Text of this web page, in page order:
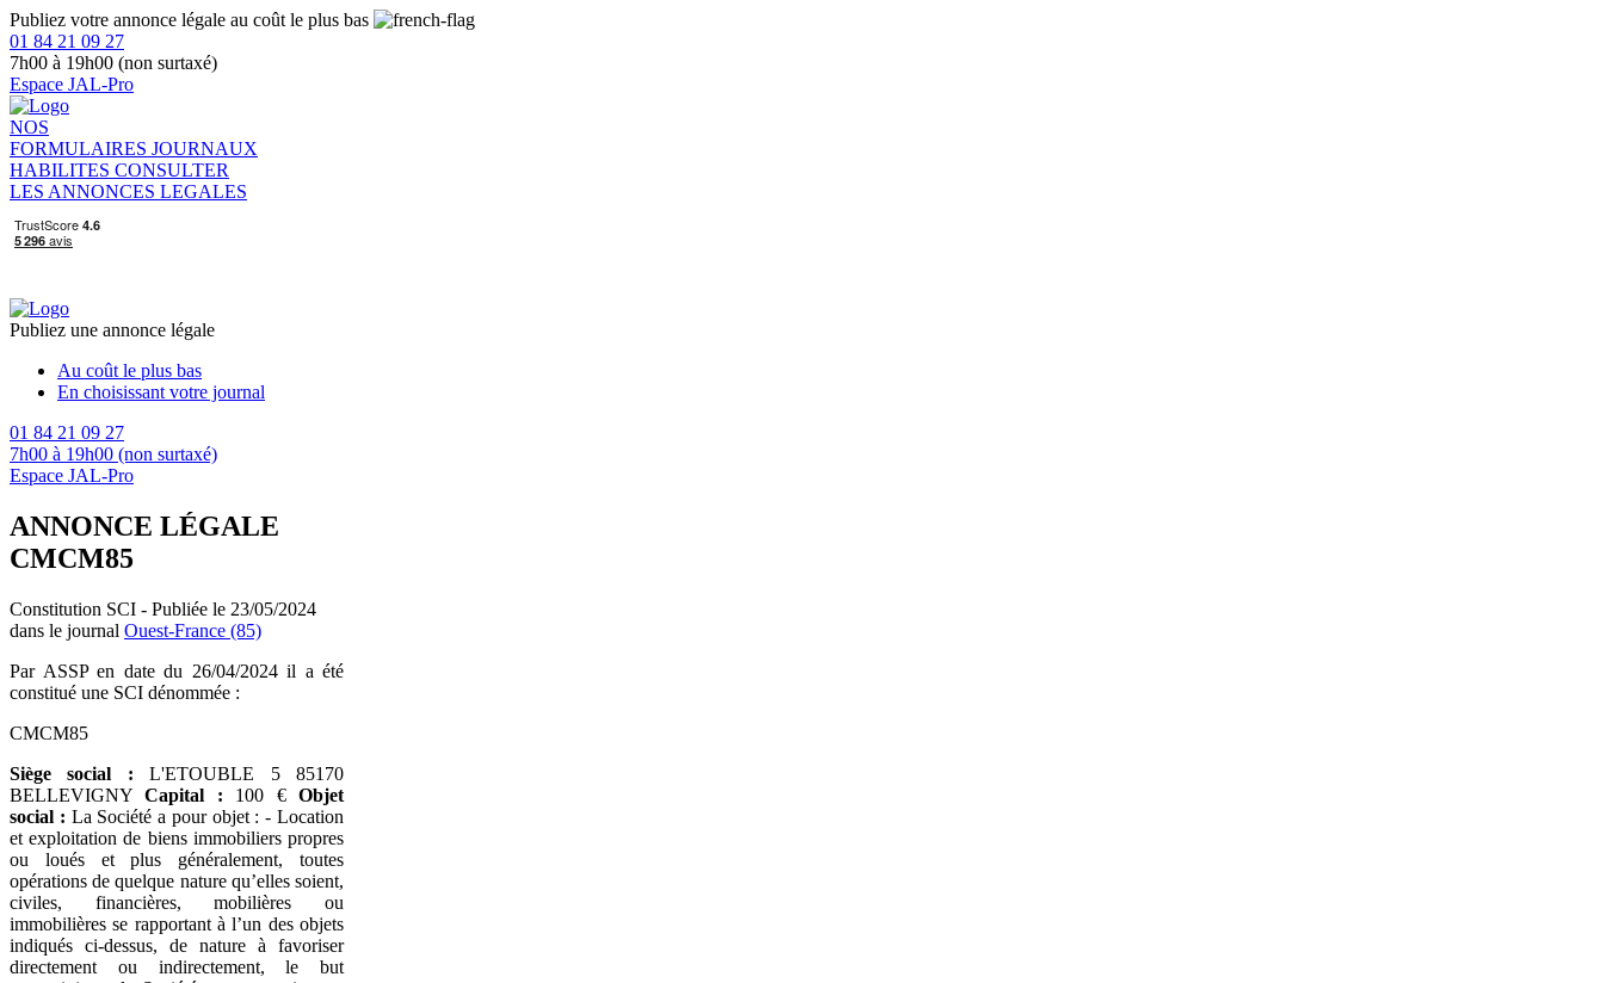
Publiez votre annonce légale au coût le plus bas
01 84 21 09 27
7h00 à 19h00 (non surtaxé)
Espace JAL-Pro
NOS
FORMULAIRES JOURNAUX
HABILITES CONSULTER
LES ANNONCES LEGALES
Publiez une annonce légale
Au coût le plus bas
En choisissant votre journal
01 84 21 09 27
7h00 à 19h00 (non surtaxé)
Espace JAL-Pro
ANNONCE LÉGALE
CMCM85
Constitution SCI - Publiée le 23/05/2024
dans le journal Ouest-France (85)
Par ASSP en date du 26/04/2024 il a été
constitué une SCI dénommée :
CMCM85
Siège social : L'ETOUBLE 5 85170
BELLEVIGNYCapital : 100 €Objet
social : La Société a pour objet : - Location
et exploitation de biens immobiliers propres
ou loués et plus généralement, toutes
opérations de quelque nature qu’elles soient,
civiles, financières, mobilières ou
immobilières se rapportant à l’un des objets
indiqués ci-dessus, de nature à favoriser
directement ou indirectement, le but